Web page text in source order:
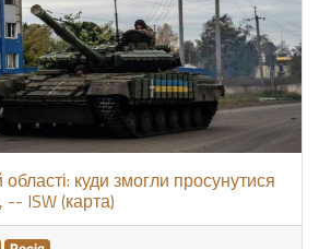
куди змогли просунутися
-- ISW (карта)